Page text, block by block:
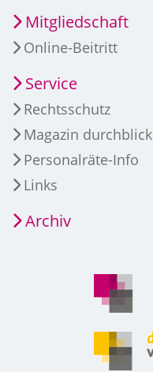
Mitgliedschaft
Online-Beitritt
Service
Rechtsschutz
Magazin durchblick
Personalräte-Info
Links
Archiv